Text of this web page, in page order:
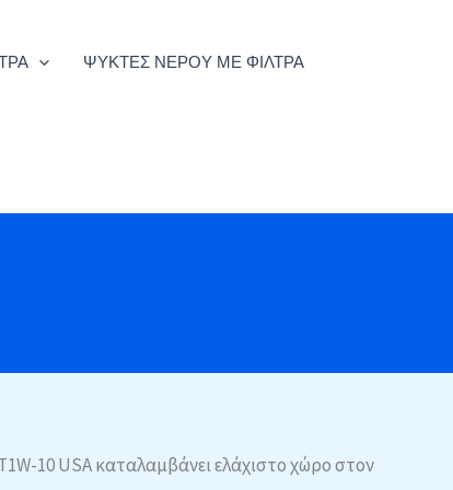
ΨΎΚΤΕΣ ΝΕΡΟΎ ΜΕ ΦΊΛΤΡΑ
10 USA καταλαμβάνει ελάχιστο χώρο στον